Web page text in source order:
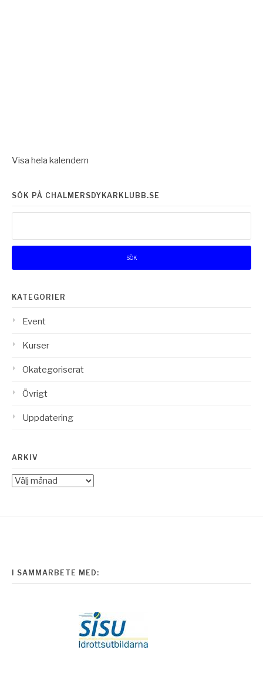
Visa hela kalendern
SÖK PÅ CHALMERSDYKARKLUBB.SE
KATEGORIER
Event
Kurser
Okategoriserat
Övrigt
Uppdatering
ARKIV
Arkiv
I SAMMARBETE MED: